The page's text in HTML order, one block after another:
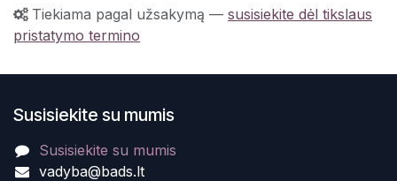
Tiekiama pagal užsakymą — susisiekite dėl tikslaus
pristatymo termino
Susisiekite su mumis
Susisiekite su mumis
vadyba@bads.lt